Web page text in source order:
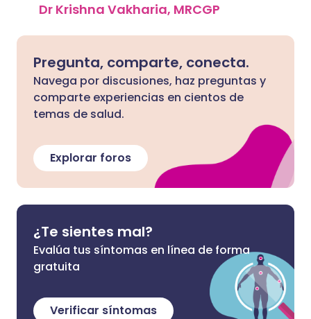
Dr Krishna Vakharia, MRCGP
Pregunta, comparte, conecta.
Navega por discusiones, haz preguntas y
comparte experiencias en cientos de
temas de salud.
Explorar foros
¿Te sientes mal?
Evalúa tus síntomas en línea de forma
gratuita
Verificar síntomas